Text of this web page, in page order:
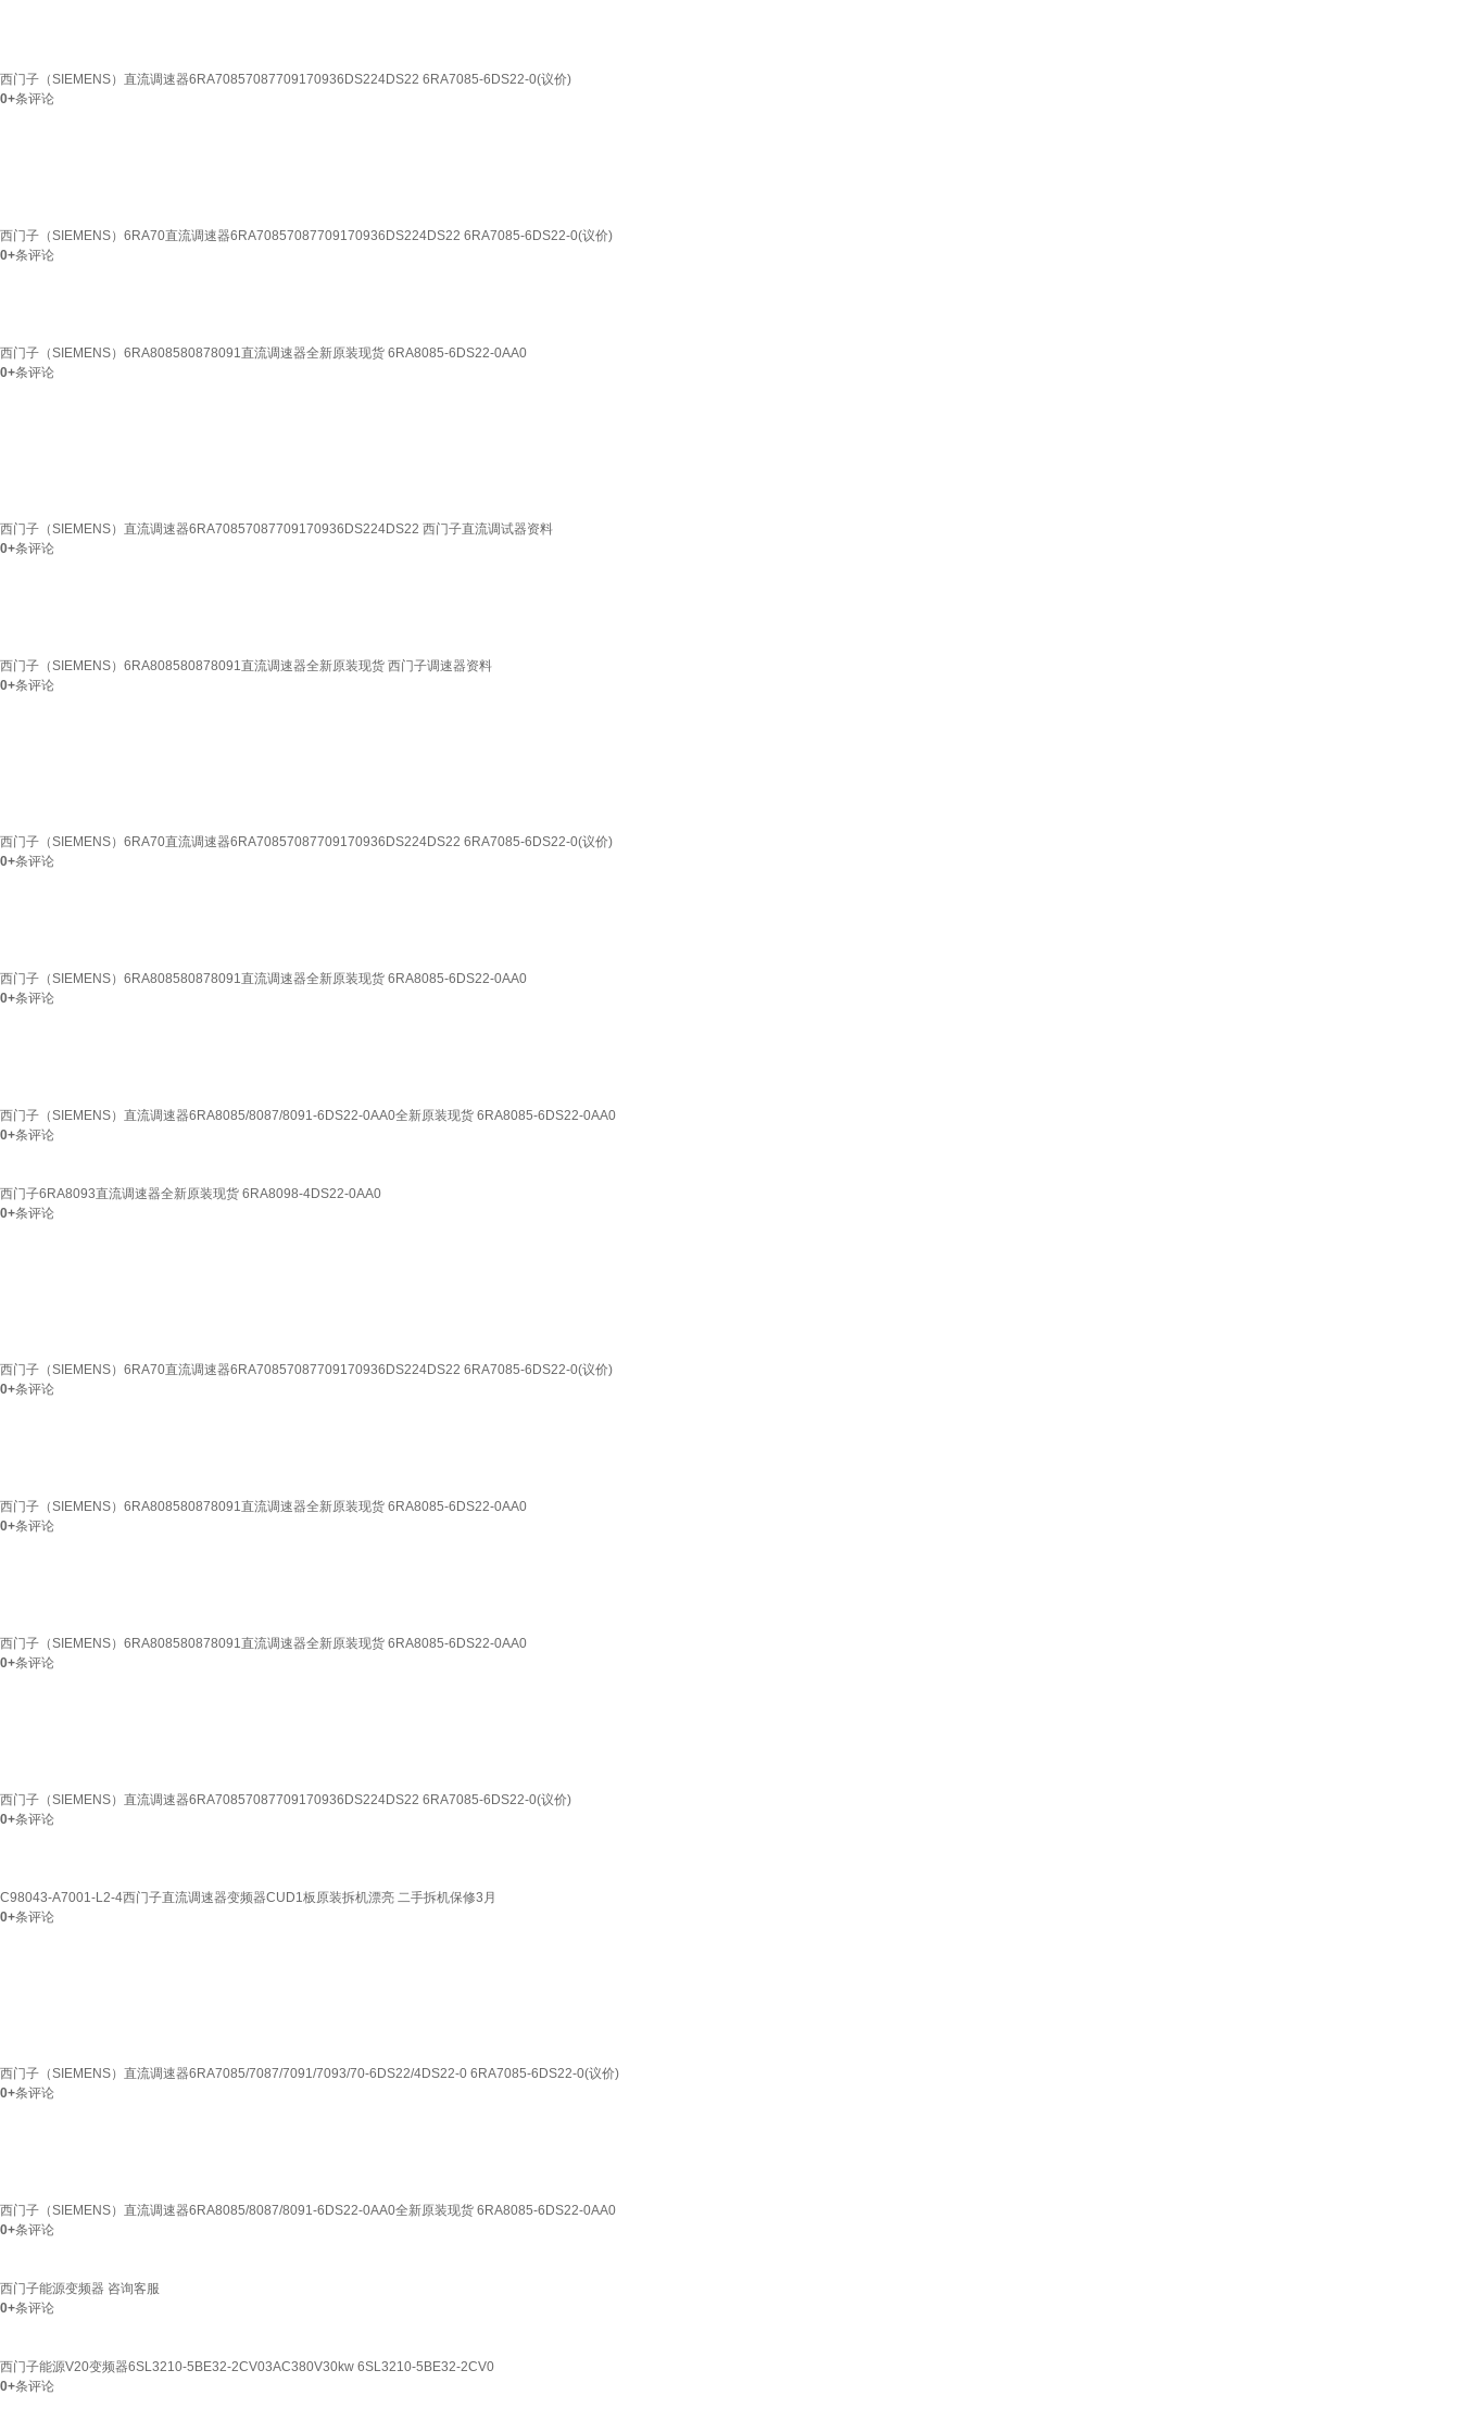
西门子（SIEMENS）直流调速器6RA70857087709170936DS224DS22 6RA7085-6DS22-0(议价)
0+条评论
西门子（SIEMENS）6RA70直流调速器6RA70857087709170936DS224DS22 6RA7085-6DS22-0(议价)
0+条评论
西门子（SIEMENS）6RA808580878091直流调速器全新原装现货 6RA8085-6DS22-0AA0
0+条评论
西门子（SIEMENS）直流调速器6RA70857087709170936DS224DS22 西门子直流调试器资料
0+条评论
西门子（SIEMENS）6RA808580878091直流调速器全新原装现货 西门子调速器资料
0+条评论
西门子（SIEMENS）6RA70直流调速器6RA70857087709170936DS224DS22 6RA7085-6DS22-0(议价)
0+条评论
西门子（SIEMENS）6RA808580878091直流调速器全新原装现货 6RA8085-6DS22-0AA0
0+条评论
西门子（SIEMENS）直流调速器6RA8085/8087/8091-6DS22-0AA0全新原装现货 6RA8085-6DS22-0AA0
0+条评论
西门子6RA8093直流调速器全新原装现货 6RA8098-4DS22-0AA0
0+条评论
西门子（SIEMENS）6RA70直流调速器6RA70857087709170936DS224DS22 6RA7085-6DS22-0(议价)
0+条评论
西门子（SIEMENS）6RA808580878091直流调速器全新原装现货 6RA8085-6DS22-0AA0
0+条评论
西门子（SIEMENS）6RA808580878091直流调速器全新原装现货 6RA8085-6DS22-0AA0
0+条评论
西门子（SIEMENS）直流调速器6RA70857087709170936DS224DS22 6RA7085-6DS22-0(议价)
0+条评论
C98043-A7001-L2-4西门子直流调速器变频器CUD1板原装拆机漂亮 二手拆机保修3月
0+条评论
西门子（SIEMENS）直流调速器6RA7085/7087/7091/7093/70-6DS22/4DS22-0 6RA7085-6DS22-0(议价)
0+条评论
西门子（SIEMENS）直流调速器6RA8085/8087/8091-6DS22-0AA0全新原装现货 6RA8085-6DS22-0AA0
0+条评论
西门子能源变频器 咨询客服
0+条评论
西门子能源V20变频器6SL3210-5BE32-2CV03AC380V30kw 6SL3210-5BE32-2CV0
0+条评论